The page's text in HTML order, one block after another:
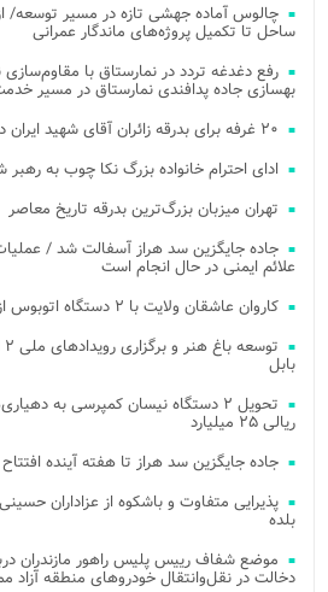
ساحل تا تکمیل پروژه‌های ماندگار عمرانی
رفع دغدغه تردد در نمارستاق با
بهسازی جاده پدافندی نمارستاق در مسیر
۲۰ غرفه برای بدرقه زائران آقای شهید ایران در مسیر طریق الرضا برپا شد
ادای احترام خانواده بزرگ نکا چوب به رهبر
تهران میزبان بزرگ‌ترین بدرقه تاریخ معاصر
جاده جایگزین سد هراز آسفالت شد /
علائم ایمنی در حال انجام است
کاروان عاشقان ولایت با ۲ دستگاه اتوبوس از بلده راهی تهران شد
بابل
تحویل ۲ دستگاه نیسان کمپرسی به
ریالی ۲۵ میلیارد
جاده جایگزین سد هراز تا هفته آینده
بلده
موضع شفاف رییس پلیس راهور مازندران
دخالت در نقل‌وانتقال خودروهای منطقه آزاد